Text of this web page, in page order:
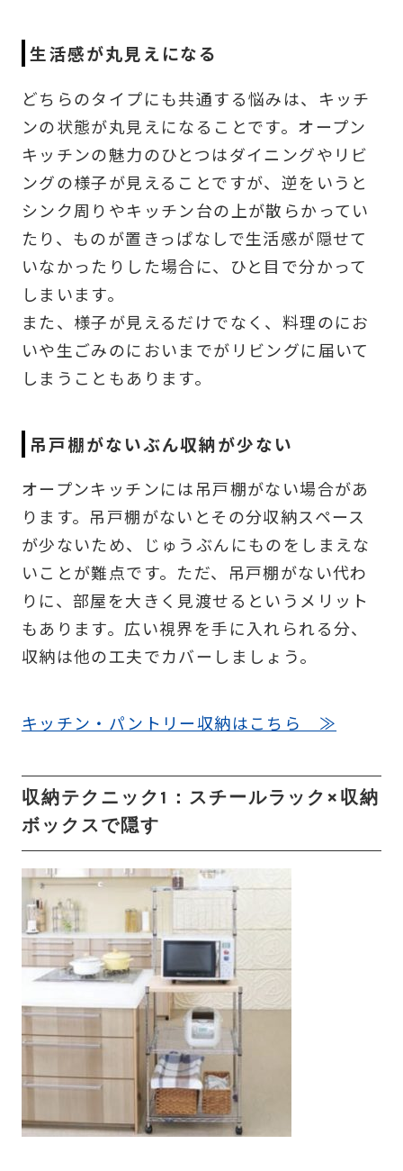
生活感が丸見えになる
どちらのタイプにも共通する悩みは、キッチ
ンの状態が丸見えになることです。オープン
キッチンの魅力のひとつはダイニングやリビ
ングの様子が見えることですが、逆をいうと
シンク周りやキッチン台の上が散らかってい
たり、ものが置きっぱなしで生活感が隠せて
いなかったりした場合に、ひと目で分かって
しまいます。
また、様子が見えるだけでなく、料理のにお
いや生ごみのにおいまでがリビングに届いて
しまうこともあります。
吊戸棚がないぶん収納が少ない
オープンキッチンには吊戸棚がない場合があ
ります。吊戸棚がないとその分収納スペース
が少ないため、じゅうぶんにものをしまえな
いことが難点です。ただ、吊戸棚がない代わ
りに、部屋を大きく見渡せるというメリット
もあります。広い視界を手に入れられる分、
収納は他の工夫でカバーしましょう。
キッチン・パントリー収納はこちら ≫
収納テクニック1：スチールラック×収納
ボックスで隠す